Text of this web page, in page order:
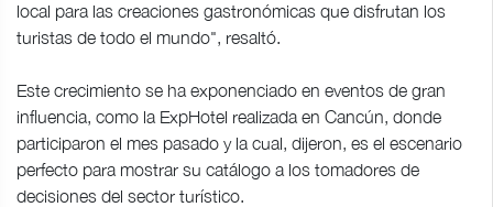
local para las creaciones gastronómicas que disfrutan los
turistas de todo el mundo", resaltó.
Este crecimiento se ha exponenciado en eventos de gran
influencia, como la ExpHotel realizada en Cancún, donde
participaron el mes pasado y la cual, dijeron, es el escenario
perfecto para mostrar su catálogo a los tomadores de
decisiones del sector turístico.